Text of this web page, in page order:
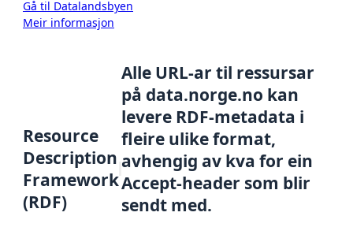
Gå til Datalandsbyen
Meir informasjon
Resource
Description
Framework
(RDF)
Alle URL-ar til ressursar
på data.norge.no kan
levere RDF-metadata i
fleire ulike format,
avhengig av kva for ein
Accept-header som blir
sendt med.